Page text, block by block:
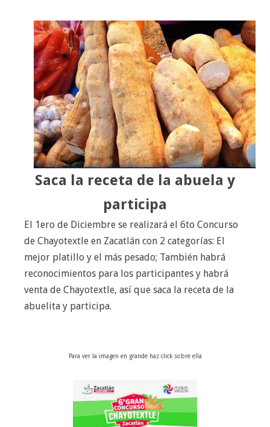
Saca la receta de la abuela y
participa
El 1ero de Diciembre se realizará el 6to Concurso
de Chayotextle en Zacatlán con 2 categorías: El
mejor platillo y el más pesado; También habrá
reconocimientos para los participantes y habrá
venta de Chayotextle, así que saca la receta de la
abuelita y participa.
Para ver la imagen en grande haz click sobre ella